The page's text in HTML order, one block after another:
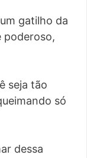
gatilho da
poderoso,
seja tão
só
dessa